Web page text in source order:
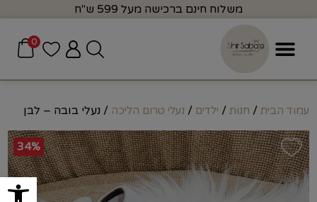
פתח
משלוח חינם ברכישה מעל 599 ש"ח
0
עמוד הבית / חנות / ילדים / נעלי טרום הליכה / נעלי בובה – לבן
34%